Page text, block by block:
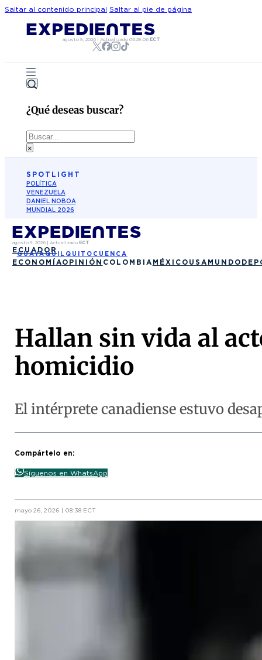
Saltar al contenido principal Saltar al pie de página
agosto 9, 2026| Actualizado 06:29:06 ECT
¿Qué deseas buscar?
Buscar
×
SPOTLIGHT
POLÍTICA
VENEZUELA
DANIEL NOBOA
MUNDIAL 2026
agosto 9, 2026| Actualizado ECT
ECUADOR
GUAYAQUIL QUITO CUENCA
ECONOMÍAOPINIÓN COLOMBIA MÉXICO USA MUNDO
Hallan sin vida al
homicidio
El intérprete canadiense estuvo
Compártelo en:
Síguenos en WhatsApp
mayo 26, 2026 | 08:38 ECT